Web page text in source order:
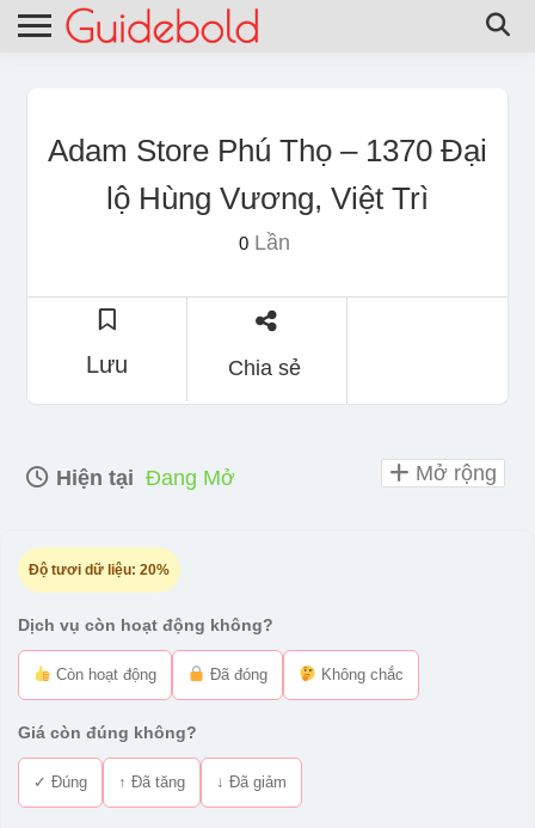
Adam Store Phú Thọ – 1370 Đại
lộ Hùng Vương, Việt Trì
0Lần
Lưu Chia sẻ
Hiện tại Đang Mở
Độ tươi dữ liệu: 20%
Dịch vụ còn hoạt động không?
Còn hoạt động Đã đóng Không chắc
Giá còn đúng không?
✓ Đúng ↑ Đã tăng ↓ Đã giảm
Mở rộng